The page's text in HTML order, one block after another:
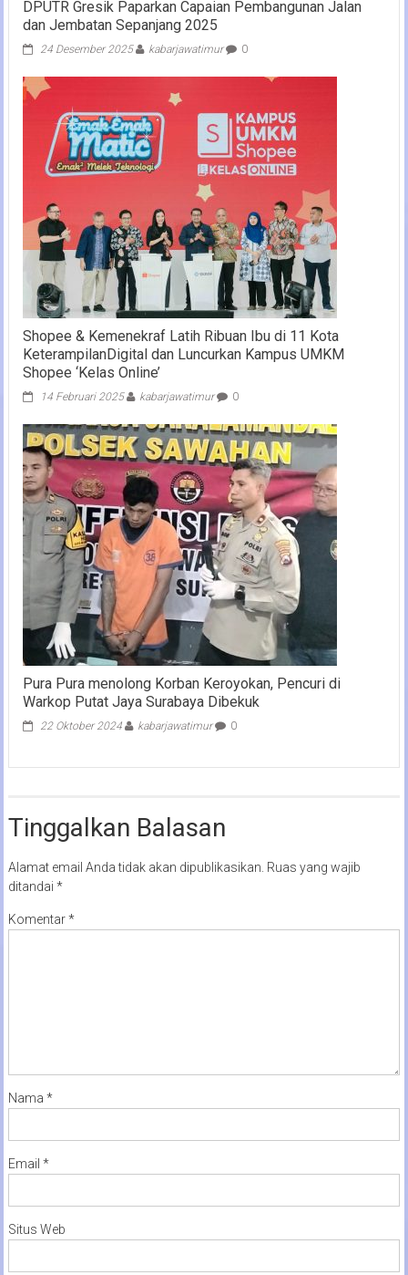
DPUTR Gresik Paparkan Capaian Pembangunan Jalan
dan Jembatan Sepanjang 2025
24 Desember 2025 kabarjawatimur 0
Shopee & Kemenekraf Latih Ribuan Ibu di 11 Kota
KeterampilanDigital dan Luncurkan Kampus UMKM
Shopee ‘Kelas Online’
14 Februari 2025 kabarjawatimur 0
Pura Pura menolong Korban Keroyokan, Pencuri di
Warkop Putat Jaya Surabaya Dibekuk
22 Oktober 2024 kabarjawatimur 0
Tinggalkan Balasan
Alamat email Anda tidak akan dipublikasikan. Ruas yang wajib
ditandai *
Komentar*
Nama *
Email *
Situs Web